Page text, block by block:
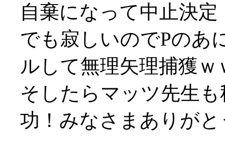
自棄になって中止決定
でも寂しいのでPのあ
ルして無理矢理捕獲ｗ
そしたらマッツ先生
功！みなさまありが